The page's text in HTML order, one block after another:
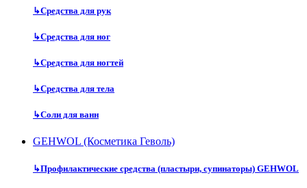
↳Средства для рук
↳Средства для ног
↳Средства для ногтей
↳Средства для тела
↳Соли для ванн
GEHWOL (Косметика Геволь)
↳Профилактические средства (пластыри, супинаторы) GEHWOL